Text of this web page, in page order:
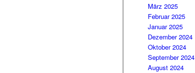
März 2025
Februar 2025
Januar 2025
Dezember 2024
Oktober 2024
September 2024
August 2024